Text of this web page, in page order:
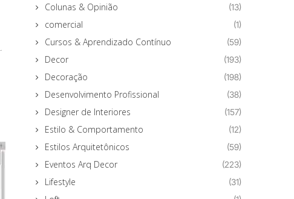
Colunas & Opinião (13)
comercial (1)
Cursos & Aprendizado Contínuo (59)
Decor (193)
Decoração (198)
Desenvolvimento Profissional (38)
Designer de Interiores (157)
Estilo & Comportamento (12)
Estilos Arquitetônicos (59)
Eventos Arq Decor (223)
Lifestyle (31)